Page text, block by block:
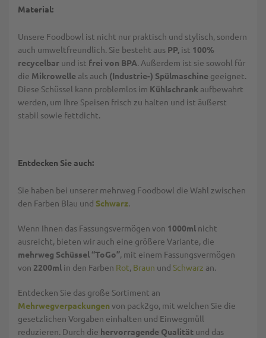
Material:
Unsere Foodbowl ist nicht nur praktisch und stylisch, sondern
auch umweltfreundlich. Sie besteht aus PP, ist 100%
recycelbar und ist frei von BPA. Außerdem ist sie sowohl für
die Mikrowelle als auch (Industrie-) Spülmaschine geeignet.
Diese Schüssel kann problemlos im Kühlschrank aufbewahrt
werden, um Ihre Speisen frisch zu halten und ist äußerst
stabil sowie fettdicht.
Entdecken Sie auch:
Sie haben bei unserer mehrweg Foodbowl die Wahl zwischen
den Farben Blau und Schwarz.
Wenn Ihnen das Fassungsvermögen von 1000ml nicht
ausreicht, bieten wir auch eine größere Variante, die
mehrweg Schüssel “ToGo”, mit einem Fassungsvermögen
von 2200ml in den Farben Rot, Braun und Schwarz an.
Entdecken Sie das große Sortiment an
Mehrwegverpackungenvon pack2go, mit welchen Sie die
gesetzlichen Vorgaben einhalten und Einwegmüll
reduzieren. Durch die hervorragende Qualität und das